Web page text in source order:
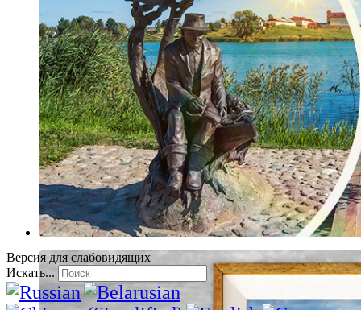
Версия для слабовидящих
Искать...